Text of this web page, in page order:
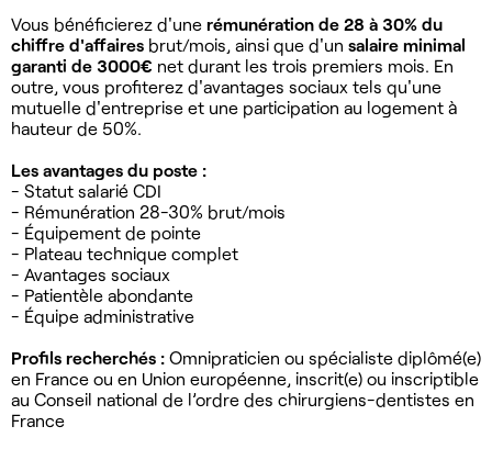
Vous bénéficierez d'une rémunération de 28 à 30% du
chiffre d'affaires brut/mois, ainsi que d'un salaire minimal
garanti de 3000€ net durant les trois premiers mois. En
outre, vous profiterez d'avantages sociaux tels qu'une
mutuelle d'entreprise et une participation au logement à
hauteur de 50%.
Les avantages du poste :
- Statut salarié CDI
- Rémunération 28-30% brut/mois
- Équipement de pointe
- Plateau technique complet
- Avantages sociaux
- Patientèle abondante
- Équipe administrative
Profils recherchés : Omnipraticien ou spécialiste diplômé(e)
en France ou en Union européenne, inscrit(e) ou inscriptible
au Conseil national de l’ordre des chirurgiens-dentistes en
France